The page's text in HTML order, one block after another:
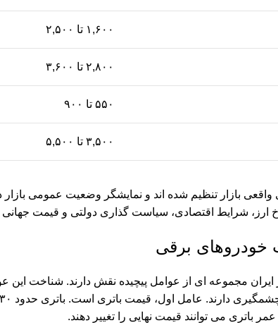
۱,۶۰۰ تا ۲,۵۰۰
۲,۸۰۰ تا ۳,۶۰۰
۵۵۰ تا ۹۰۰
۳,۵۰۰ تا ۵,۵۰۰
ارز، شرایط اقتصادی، سیاست گذاری دولتی و قیمت
خودروهای برقی
مجموعه ای از عوامل پیچیده نقش دارند. شناخت این
باتری می توانند قیمت نهایی را تغییر دهند.